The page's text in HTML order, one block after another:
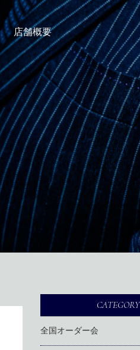
店舗概要
アクセス
会社情報
代表メッセージ
CATEGORY
全国オーダー会